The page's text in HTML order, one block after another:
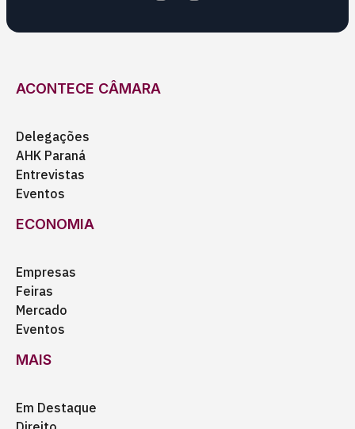
ACONTECE CÂMARA
Delegações
AHK Paraná
Entrevistas
Eventos
ECONOMIA
Empresas
Feiras
Mercado
Eventos
MAIS
Em Destaque